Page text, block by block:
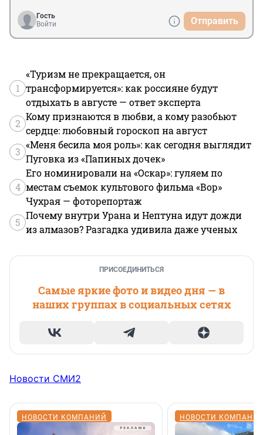
Удельной уже много лет.
Гость
Войти
Отправить
1
«Туризм не прекращается, он
трансформируется»: как россияне будут
отдыхать в августе — ответ эксперта
2
Кому признаются в любви, а кому разобьют
сердце: любовный гороскоп на август
3
«Меня бесила моя роль»: как сегодня выглядит
Пуговка из «Папиных дочек»
4
Его номинировали на «Оскар»: гуляем по
местам съемок культового фильма «Вор»
Чухрая — фоторепортаж
5
Почему внутри Урана и Нептуна идут дожди
из алмазов? Разгадка удивила даже ученых
ПРИСОЕДИНИТЬСЯ
Самые яркие фото и видео дня — в
наших группах в социальных сетях
Новости СМИ2
НОВОСТИ КОМПАНИЙ НОВОСТИ